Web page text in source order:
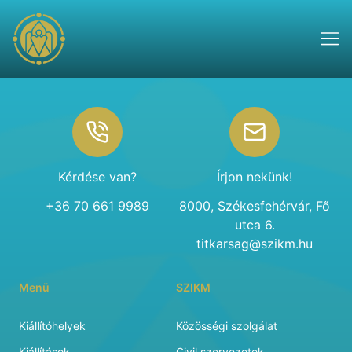
Kérdése van?
+36 70 661 9989
Írjon nekünk!
8000, Székesfehérvár, Fő
utca 6.
titkarsag@szikm.hu
Menü
Kiállítóhelyek
SZIKM
Közösségi szolgálat